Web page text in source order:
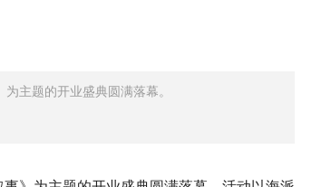
主题的开业盛典圆满落幕。